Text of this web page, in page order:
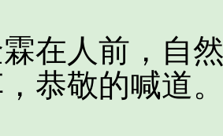
人前，自然
恭敬的喊道